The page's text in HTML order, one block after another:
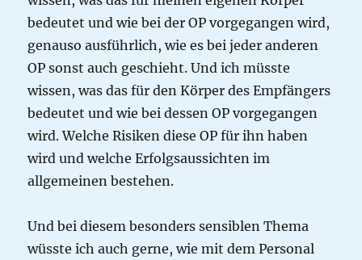
bedeutet und wie bei der OP vorgegangen wird,
genauso ausführlich, wie es bei jeder anderen
OP sonst auch geschieht. Und ich müsste
wissen, was das für den Körper des Empfängers
bedeutet und wie bei dessen OP vorgegangen
wird. Welche Risiken diese OP für ihn haben
wird und welche Erfolgsaussichten im
allgemeinen bestehen.
Und bei diesem besonders sensiblen Thema
wüsste ich auch gerne, wie mit dem Personal